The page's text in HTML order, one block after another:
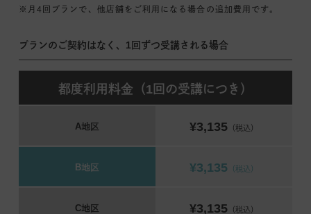
※月4回プランで、他店舗をご利用になる場合の追加費用です。
プランのご契約はなく、1回ずつ受講される場合
都度利用料金（1回の受講につき）
A地区 ¥3,135 （税込）
B地区 ¥3,135 （税込）
C地区 ¥3,135 （税込）